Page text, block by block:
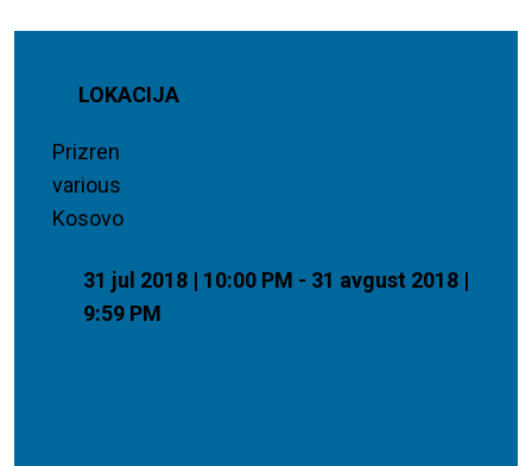
LOKACIJA
Prizren
various
Kosovo
31 jul 2018 | 10:00 PM - 31 avgust 2018 |
9:59 PM